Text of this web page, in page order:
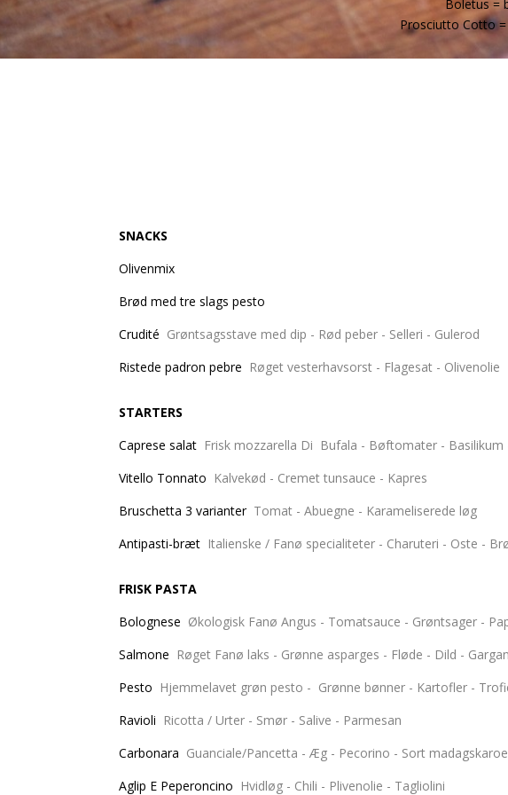
Boletus =
Prosciutto Cotto
SNACKS
Brød med tre
Crudité Grøntsagsstave med dip - Rød
Ristede padron pebre Røget vesterhavsorst -
STARTERS
Caprese salat Frisk mozzarella Di Bufala -
Vitello Tonnato Kalvekød - Cremet
Bruschetta 3 varianter Tomat - Abuegne -
Antipasti-bræt Italienske / Fanø specialiteter -
FRISK PASTA
Bolognese Økologisk Fanø Angus - Tomatsauce
Salmone Røget Fanø laks - Grønne asparges - Fløde - Dild -
Pesto Hjemmelavet grøn pesto - Grønne
Ravioli Ricotta / Urter - Smør -
Carbonara Guanciale/Pancetta - Æg - Pecorino -
Aglip E Peperoncino Hvidløg - Chili -